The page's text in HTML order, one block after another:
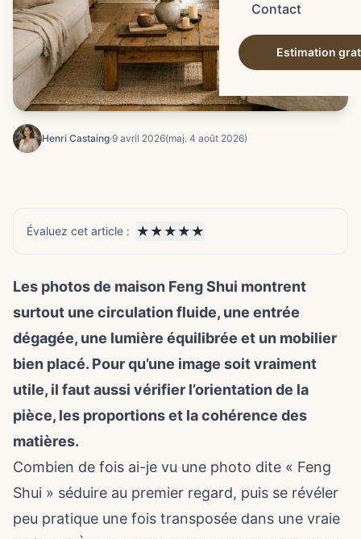
Contact
Estimation
Henri Castaing·9 avril 2026(maj. 4 août 2026)
Évaluez cet article : ★ ★ ★ ★ ★
Les photos de maison Feng Shui montrent
surtout une circulation fluide, une entrée
dégagée, une lumière équilibrée et un mobilier
bien placé. Pour qu’une image soit vraiment
utile, il faut aussi vérifier l’orientation de la
pièce, les proportions et la cohérence des
matières.
Combien de fois ai-je vu une photo dite « Feng
Shui » séduire au premier regard, puis se révéler
peu pratique une fois transposée dans une vraie